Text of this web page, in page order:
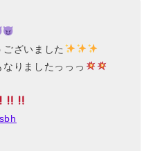
ざいました
なりましたっっっ